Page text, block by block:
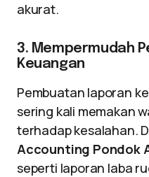
akurat.
3. Mempermudah
Keuangan
Pembuatan laporan
sering kali memakan
terhadap kesalahan.
Accounting Pondok
seperti laporan laba